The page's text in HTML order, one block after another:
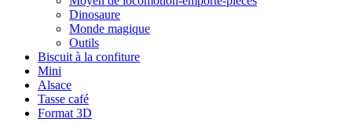
Dinosaure
Monde magique
Outils
Biscuit à la confiture
Mini
Alsace
Tasse café
Format 3D